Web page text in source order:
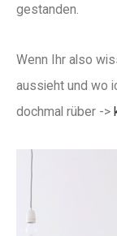
gestanden.
Wenn Ihr also
aussieht und wo
dochmal rüber ->